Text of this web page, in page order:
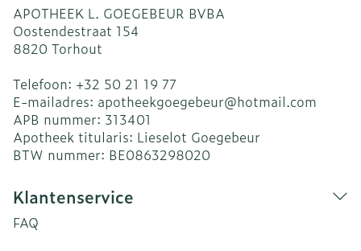
APOTHEEK L. GOEGEBEUR BVBA
Oostendestraat 154
8820 Torhout
Telefoon: +32 50 21 19 77
E-mailadres: apotheekgoegebeur@hotmail.com
APB nummer: 313401
Apotheek titularis: Lieselot Goegebeur
BTW nummer: BE0863298020
Klantenservice
FAQ